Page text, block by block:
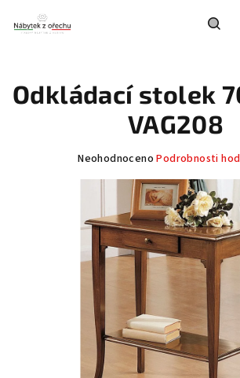
obsah
Odkládací stolek
VAG208
Průměrné
0,0
hvězdiček.
Neohodnoceno Podrobnosti